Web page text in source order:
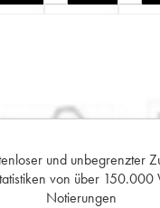
und unbegrenzter
von über 150.000
Notierungen